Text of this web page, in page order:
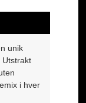
unik
Utstrakt
i hver